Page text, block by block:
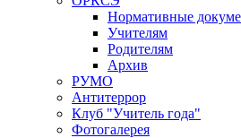
Нормативные
Учителям
Родителям
Архив
РУМО
Антитеррор
Клуб "Учитель года"
Фотогалерея